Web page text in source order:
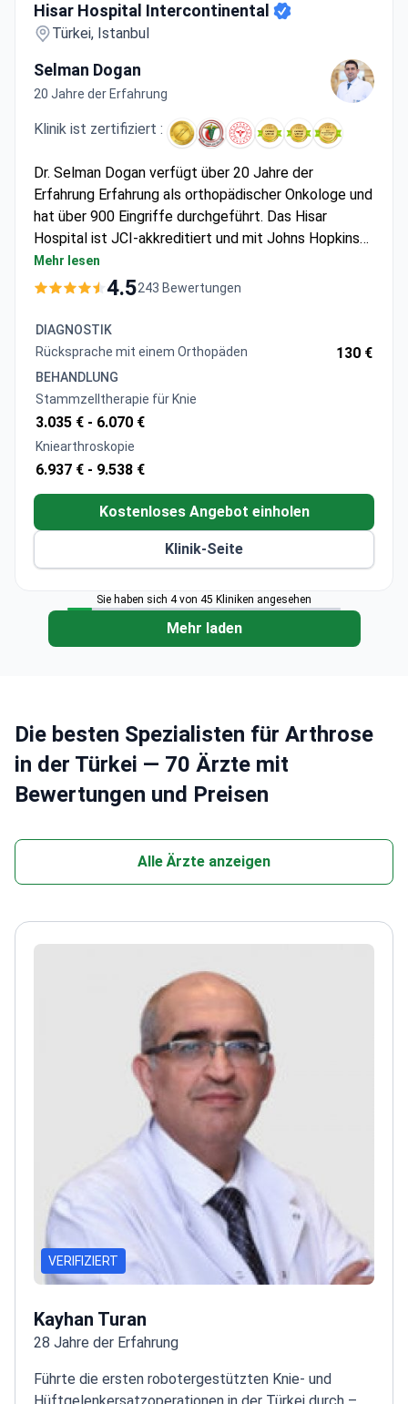
Hisar Hospital Intercontinental
Türkei, Istanbul
Selman Dogan
20 Jahre der Erfahrung
Klinik ist zertifiziert :
Dr. Selman Dogan verfügt über 20 Jahre der
Erfahrung Erfahrung als orthopädischer Onkologe und
hat über 900 Eingriffe durchgeführt. Das Hisar
Hospital ist JCI-akkreditiert und mit Johns Hopkins
verbunden. Diagnostik wie ein CT-Scan beginnt bei
etwa 280 $. Die regenerative Stammzelltherapie für
und Übersetzung beinhaltet. Die zementierte
bikompartimentelle Knieendoprothetik kostet etwa
8.250 $ und deckt die Operation, einen 6-tägigen
Krankenhausaufenthalt und die Intensivpflege ab.
Mehr lesen
4.5243 Bewertungen
DIAGNOSTIK
Rücksprache mit einem Orthopäden
130 €
BEHANDLUNG
Stammzelltherapie für Knie
3.035 € - 6.070 €
Kniearthroskopie
6.937 € - 9.538 €
Kostenloses Angebot einholen
Klinik-Seite
Sie haben sich 4 von 45 Kliniken angesehen
Mehr laden
Die besten Spezialisten für Arthrose
in der Türkei — 70 Ärzte mit
Bewertungen und Preisen
Alle Ärzte anzeigen
VERIFIZIERT
Kayhan Turan
28 Jahre der Erfahrung
Führte die ersten robotergestützten Knie- und